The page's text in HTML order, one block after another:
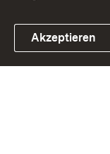
Link zum
Akzeptieren